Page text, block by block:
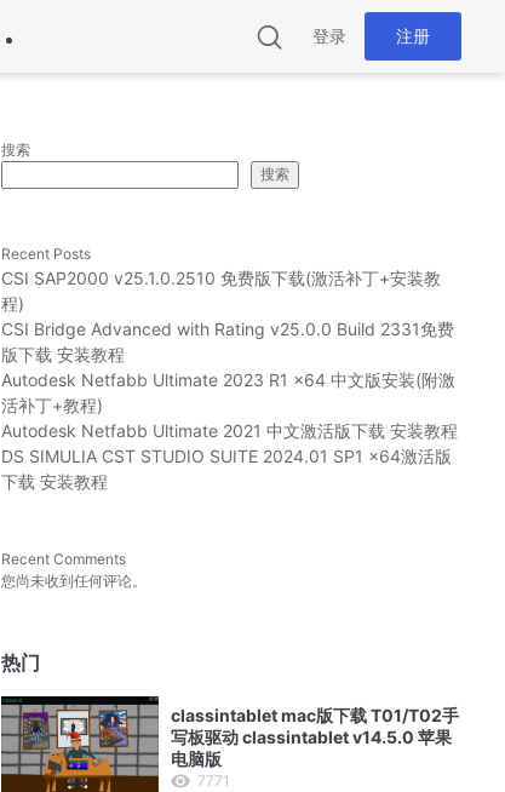
登录 注册
搜索
搜索
Recent Posts
CSI SAP2000 v25.1.0.2510 免费版下载(激活补丁+安装教
程)
CSI Bridge Advanced with Rating v25.0.0 Build 2331免费
版下载 安装教程
Autodesk Netfabb Ultimate 2023 R1 x64 中文版安装(附激
活补丁+教程)
Autodesk Netfabb Ultimate 2021 中文激活版下载 安装教程
DS SIMULIA CST STUDIO SUITE 2024.01 SP1 x64激活版
下载 安装教程
Recent Comments
您尚未收到任何评论。
热门
classintablet mac版下载 T01/T02手
写板驱动 classintablet v14.5.0 苹果
电脑版
7771